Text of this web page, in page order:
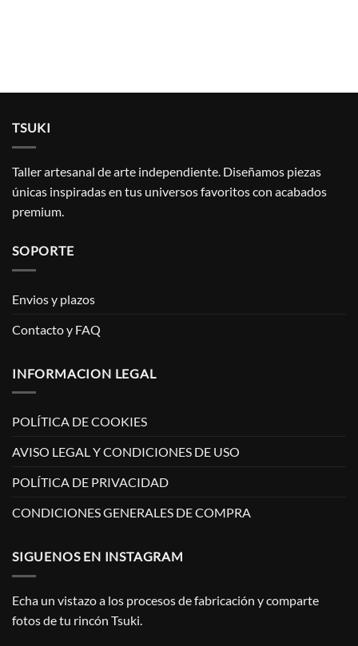
TSUKI
Taller artesanal de arte independiente. Diseñamos piezas
únicas inspiradas en tus universos favoritos con acabados
premium.
SOPORTE
Envios y plazos
Contacto y FAQ
INFORMACION LEGAL
POLÍTICA DE COOKIES
AVISO LEGAL Y CONDICIONES DE USO
POLÍTICA DE PRIVACIDAD
CONDICIONES GENERALES DE COMPRA
SIGUENOS EN INSTAGRAM
Echa un vistazo a los procesos de fabricación y comparte
fotos de tu rincón Tsuki.